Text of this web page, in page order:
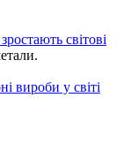
світові
вироби у світі